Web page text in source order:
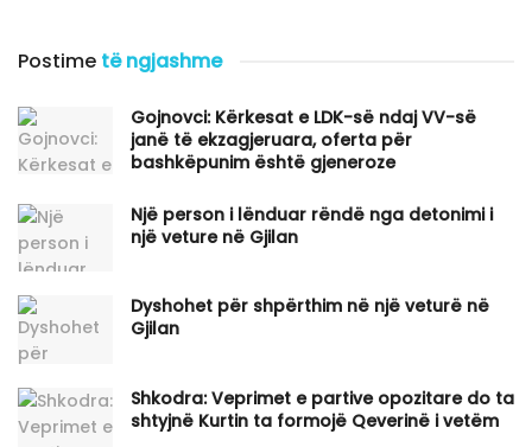
Postime të ngjashme
Gojnovci: Kërkesat e LDK-së ndaj VV-së
janë të ekzagjeruara, oferta për
bashkëpunim është gjeneroze
Një person i lënduar rëndë nga detonimi i
një veture në Gjilan
Dyshohet për shpërthim në një veturë në
Gjilan
Shkodra: Veprimet e partive opozitare do ta
shtyjnë Kurtin ta formojë Qeverinë i vetëm